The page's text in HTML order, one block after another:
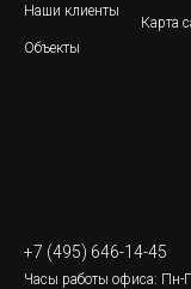
Наши клиенты
Объекты
Карта
+7 (495) 646-14-45
Часы работы офиса: Пн-